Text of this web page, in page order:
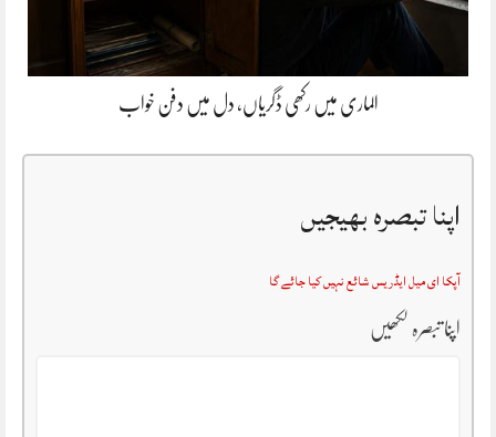
الماری میں رکھی ڈگریاں، دل میں دفن خواب
اپنا تبصرہ بھیجیں
آپکا ای میل ایڈریس شائع نہیں کیا جائے گا
اپنا تبصرہ لکھیں